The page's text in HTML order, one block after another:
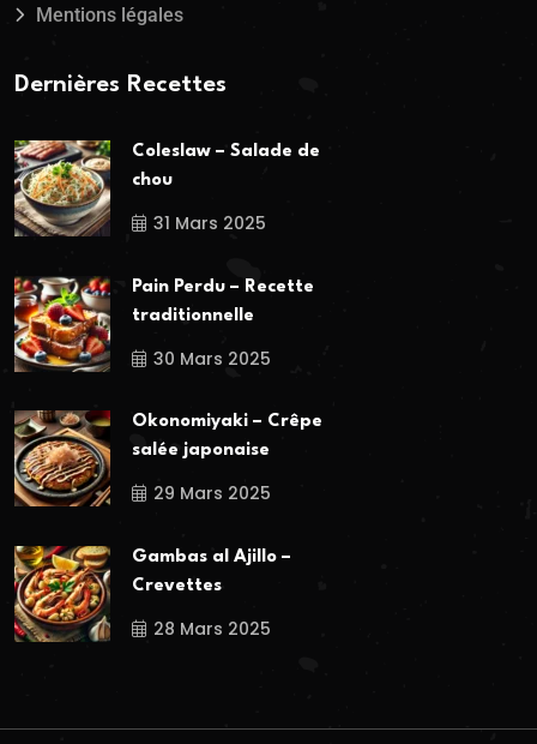
Mentions légales
Dernières Recettes
Coleslaw – Salade de
chou
31 Mars 2025
Pain Perdu – Recette
traditionnelle
30 Mars 2025
Okonomiyaki – Crêpe
salée japonaise
29 Mars 2025
Gambas al Ajillo –
Crevettes
28 Mars 2025